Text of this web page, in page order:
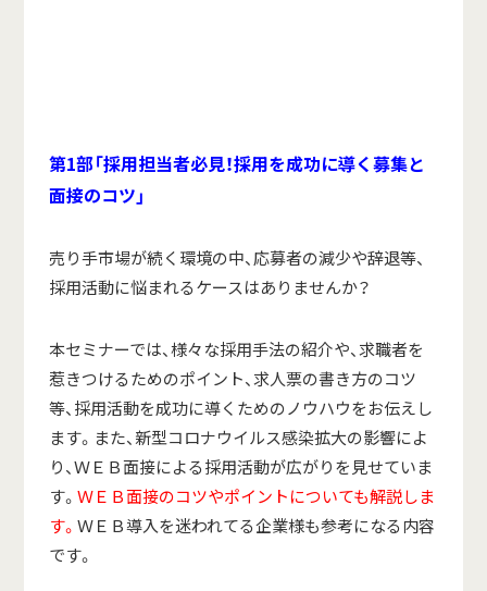
第1部「採用担当者必見！採用を成功に導く募集と
面接のコツ」
売り手市場が続く環境の中、応募者の減少や辞退等、
採用活動に悩まれるケースはありませんか？
本セミナーでは、様々な採用手法の紹介や、求職者を
惹きつけるためのポイント、求人票の書き方のコツ
等、採用活動を成功に導くためのノウハウをお伝えし
ます。また、新型コロナウイルス感染拡大の影響によ
り、ＷＥＢ面接による採用活動が広がりを見せていま
す。 ＷＥＢ面接のコツやポイントについても解説しま
す。 ＷＥＢ導入を迷われてる企業様も参考になる内容
です。